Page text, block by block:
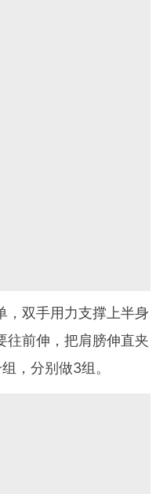
，双手用力支撑上半身
往前伸，把肩膀伸直夹
，分别做3组。